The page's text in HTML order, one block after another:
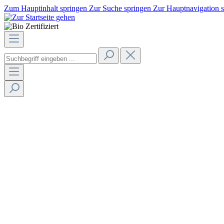
Zum Hauptinhalt springen Zur Suche springen Zur Hauptnavigation